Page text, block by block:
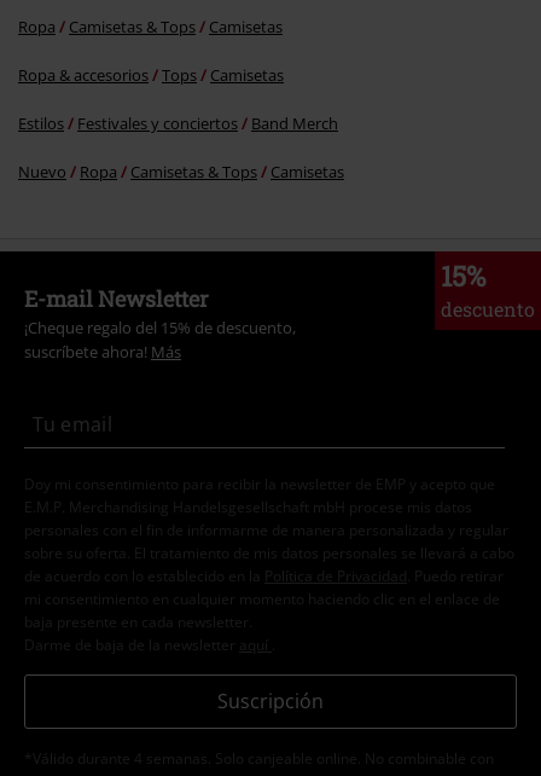
Ropa Camisetas & Tops Camisetas
Ropa & accesorios Tops Camisetas
Estilos Festivales y conciertos Band Merch
Nuevo Ropa Camisetas & Tops Camisetas
15%
descuento
E-mail Newsletter
¡Cheque regalo del 15% de descuento,
suscríbete ahora! Más
Doy mi consentimiento para recibir la newsletter de EMP y acepto que
E.M.P. Merchandising Handelsgesellschaft mbH procese mis datos
personales con el fin de informarme de manera personalizada y regular
sobre su oferta. El tratamiento de mis datos personales se llevará a cabo
de acuerdo con lo establecido en la
Política de Privacidad . Puedo retirar
mi consentimiento en cualquier momento haciendo clic en el enlace de
baja presente en cada newsletter.
Darme de baja de la newsletter
aquí
Suscripción
*Válido durante 4 semanas. Solo canjeable online. No combinable con